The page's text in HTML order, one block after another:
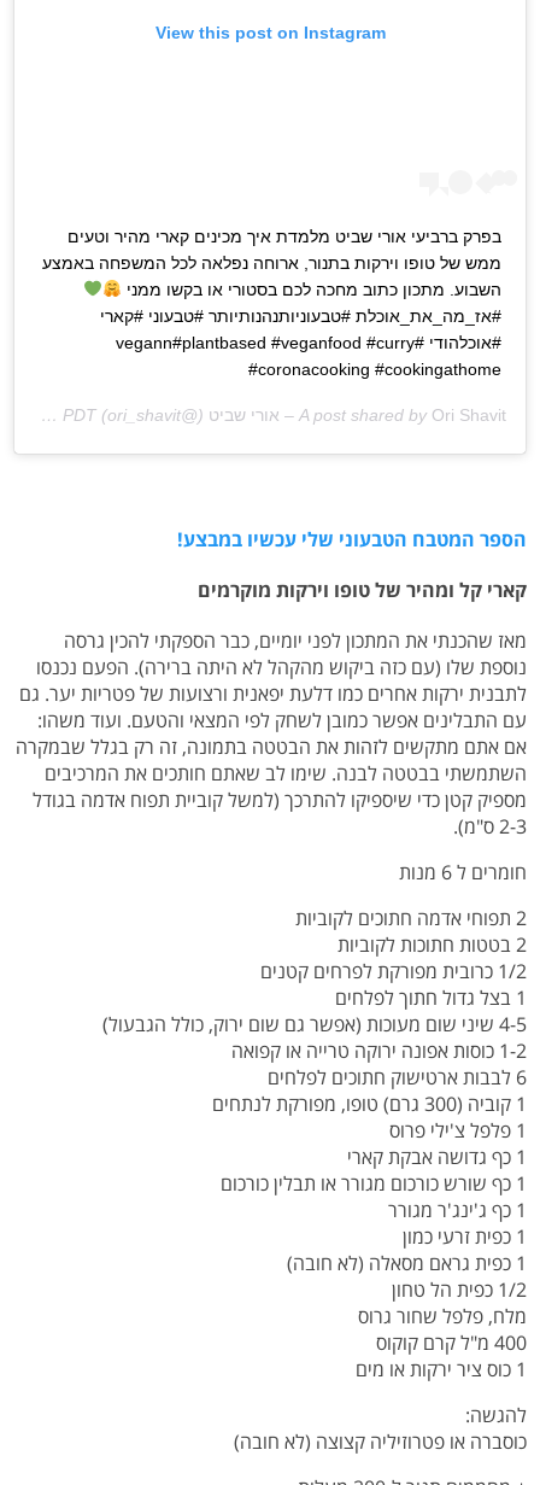
View this post on Instagram
בפרק ברביעי אורי שביט מלמדת איך מכינים קארי מהיר וטעים
ממש של טופו וירקות בתנור, ארוחה נפלאה לכל המשפחה באמצע
השבוע. מתכון כתוב מחכה לכם בסטורי או בקשו ממני
#אז_מה_את_אוכלת #טבעוניותנהנותיותר #טבעוני #קארי
#אוכלהודי #vegann#plantbased #veganfood #curry
#coronacooking #cookingathome
A post shared by Ori Shavit – אורי שביט (@ori_shavit) on
Mar 24, 2020 at 1:39am PDT
הספר המטבח הטבעוני שלי עכשיו במבצע!
קארי קל ומהיר של טופו וירקות מוקרמים
מאז שהכנתי את המתכון לפני יומיים, כבר הספקתי להכין גרסה
נוספת שלו (עם כזה ביקוש מהקהל לא היתה ברירה). הפעם נכנסו
לתבנית ירקות אחרים כמו דלעת יפאנית ורצועות של פטריות יער. גם
עם התבלינים אפשר כמובן לשחק לפי המצאי והטעם. ועוד משהו:
אם אתם מתקשים לזהות את הבטטה בתמונה, זה רק בגלל שבמקרה
השתמשתי בבטטה לבנה. שימו לב שאתם חותכים את המרכיבים
מספיק קטן כדי שיספיקו להתרכך (למשל קוביית תפוח אדמה בגודל
2-3 ס"מ).
חומרים ל 6 מנות
2 תפוחי אדמה חתוכים לקוביות
2 בטטות חתוכות לקוביות
1/2 כרובית מפורקת לפרחים קטנים
1 בצל גדול חתוך לפלחים
4-5 שיני שום מעוכות (אפשר גם שום ירוק, כולל הגבעול)
1-2 כוסות אפונה ירוקה טרייה או קפואה
6 לבבות ארטישוק חתוכים לפלחים
1 קוביה (300 גרם) טופו, מפורקת לנתחים
1 פלפל צ'ילי פרוס
1 כף גדושה אבקת קארי
1 כף שורש כורכום מגורר או תבלין כורכום
1 כף ג'ינג'ר מגורר
1 כפית זרעי כמון
1 כפית גראם מסאלה (לא חובה)
1/2 כפית הל טחון
מלח, פלפל שחור גרוס
400 מ"ל קרם קוקוס
1 כוס ציר ירקות או מים
להגשה:
כוסברה או פטרוזיליה קצוצה (לא חובה)